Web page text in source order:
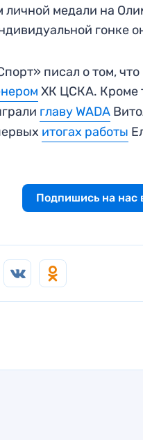
личной медали на
гонке
писал о том,
ХК ЦСКА. Кроме
главу WADA
итогах работы
Подпишись на нас